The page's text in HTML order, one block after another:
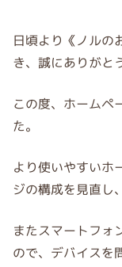
日頃より《ノルの
き、誠にありがと
この度、ホームペ
た。
より使いやすいホ
ジの構成を見直し
またスマートフォ
ので、デバイスを